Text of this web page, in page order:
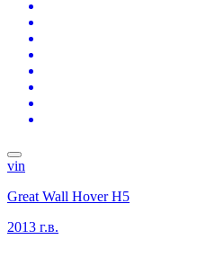
vin
Great Wall Hover H5
2013 г.в.